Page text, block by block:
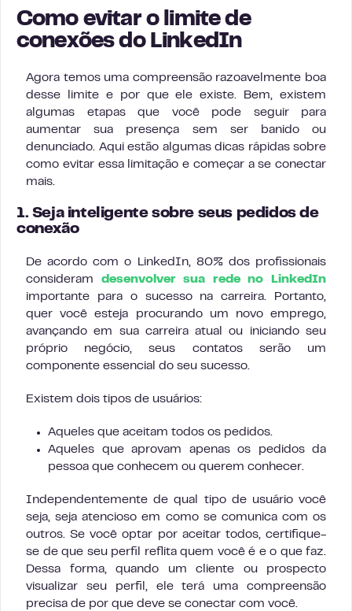
Como evitar o limite de
conexões do LinkedIn
Agora temos uma compreensão razoavelmente boa
desse limite e por que ele existe. Bem, existem
algumas etapas que você pode seguir para
aumentar sua presença sem ser banido ou
denunciado. Aqui estão algumas dicas rápidas sobre
como evitar essa limitação e começar a se conectar
mais.
1. Seja inteligente sobre seus pedidos de
conexão
De acordo com o LinkedIn, 80% dos profissionais
consideram desenvolver sua rede no LinkedIn
importante para o sucesso na carreira. Portanto,
quer você esteja procurando um novo emprego,
avançando em sua carreira atual ou iniciando seu
próprio negócio, seus contatos serão um
componente essencial do seu sucesso.
Existem dois tipos de usuários:
Aqueles que aceitam todos os pedidos.
Aqueles que aprovam apenas os pedidos da
pessoa que conhecem ou querem conhecer.
Independentemente de qual tipo de usuário você
seja, seja atencioso em como se comunica com os
outros. Se você optar por aceitar todos, certifique-
se de que seu perfil reflita quem você é e o que faz.
Dessa forma, quando um cliente ou prospecto
visualizar seu perfil, ele terá uma compreensão
precisa de por que deve se conectar com você.